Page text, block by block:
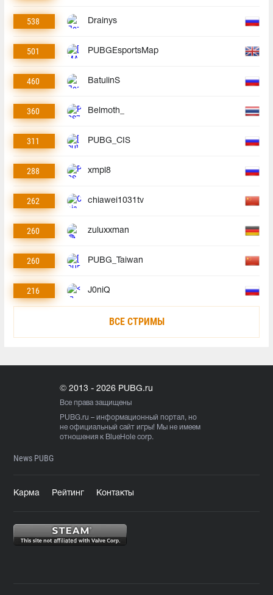
538 Drainys
501 PUBGEsportsMap
460 BatulinS
360 Belmoth_
311 PUBG_CIS
288 xmpl8
262 chiawei1031tv
260 zuluxxman
260 PUBG_Taiwan
216 J0niQ
ВСЕ СТРИМЫ
© 2013 - 2026 PUBG.ru
Все права защищены
PUBG.ru – информационный портал, но
не официальный сайт игры! Мы не имеем
отношения к BlueHole corp.
News PUBG
Карма Рейтинг Контакты